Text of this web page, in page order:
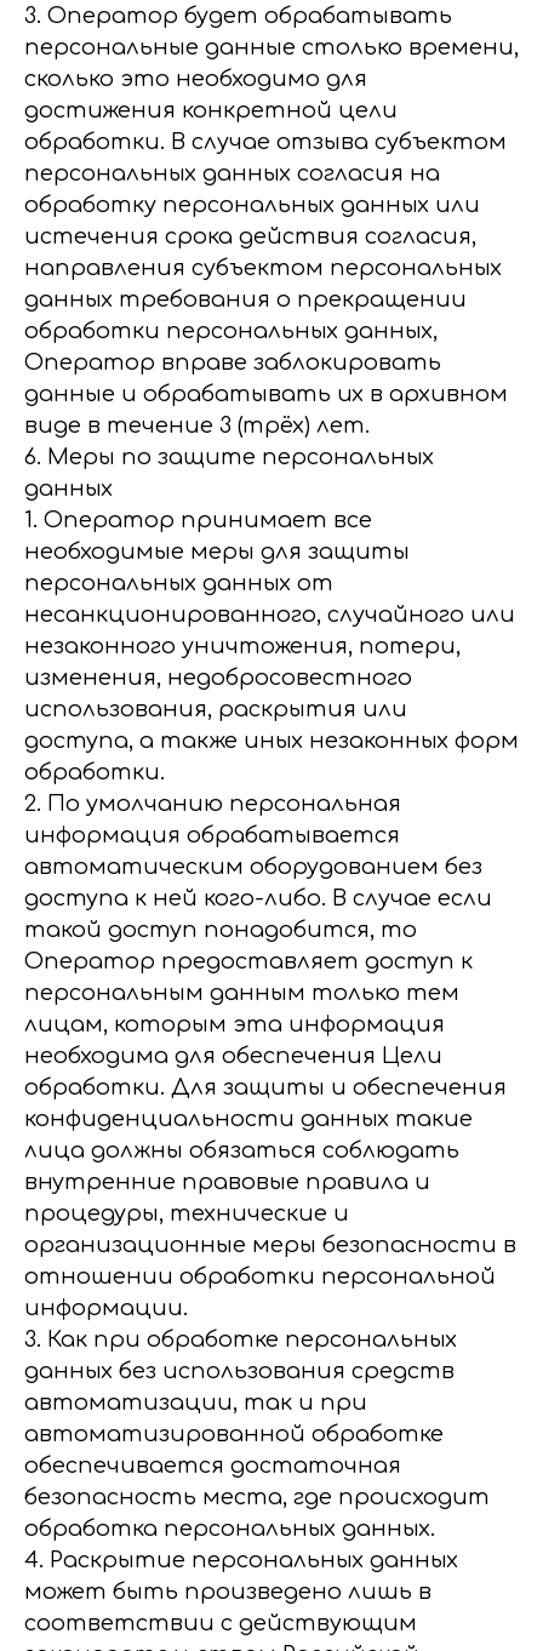
3. Оператор будет обрабатывать
персональные данные столько времени,
сколько это необходимо для
достижения конкретной цели
обработки. В случае отзыва субъектом
персональных данных согласия на
обработку персональных данных или
истечения срока действия согласия,
направления субъектом персональных
данных требования о прекращении
обработки персональных данных,
Оператор вправе заблокировать
данные и обрабатывать их в архивном
виде в течение 3 (трёх) лет.
6. Меры по защите персональных
данных
1. Оператор принимает все
необходимые меры для защиты
персональных данных от
несанкционированного, случайного или
незаконного уничтожения, потери,
изменения, недобросовестного
использования, раскрытия или
доступа, а также иных незаконных форм
обработки.
2. По умолчанию персональная
информация обрабатывается
автоматическим оборудованием без
доступа к ней кого-либо. В случае если
такой доступ понадобится, то
Оператор предоставляет доступ к
персональным данным только тем
лицам, которым эта информация
необходима для обеспечения Цели
обработки. Для защиты и обеспечения
конфиденциальности данных такие
лица должны обязаться соблюдать
внутренние правовые правила и
процедуры, технические и
организационные меры безопасности в
отношении обработки персональной
информации.
3. Как при обработке персональных
данных без использования средств
автоматизации, так и при
автоматизированной обработке
обеспечивается достаточная
безопасность места, где происходит
обработка персональных данных.
4. Раскрытие персональных данных
может быть произведено лишь в
соответствии с действующим